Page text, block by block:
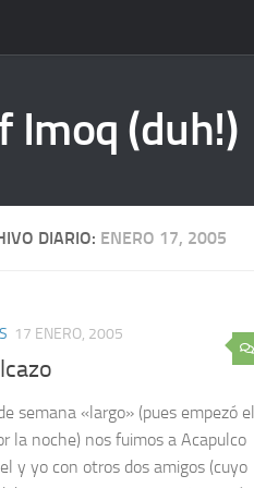
Imoq (duh!)
DIARIO: ENERO 17, 2005
17 ENERO, 2005
semana «largo» (pues empezó el
la noche) nos fuimos a Acapulco
y yo con otros dos amigos (cuyo